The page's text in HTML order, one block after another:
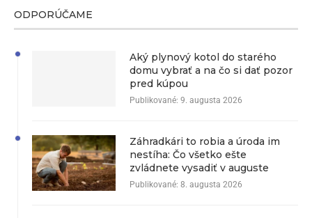
ODPORÚČAME
Aký plynový kotol do starého
domu vybrať a na čo si dať pozor
pred kúpou
Publikované: 9. augusta 2026
Záhradkári to robia a úroda im
nestíha: Čo všetko ešte
zvládnete vysadiť v auguste
Publikované: 8. augusta 2026